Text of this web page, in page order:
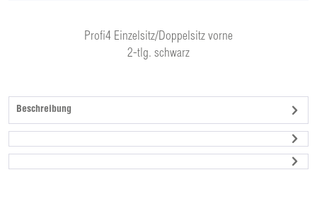
Profi4 Einzelsitz/Doppelsitz vorne
2-tlg. schwarz
Beschreibung